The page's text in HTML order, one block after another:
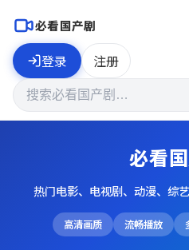
必看国产剧
登录 注册
必看
热门电影、电视剧、动漫、综
高清画质 流畅播放